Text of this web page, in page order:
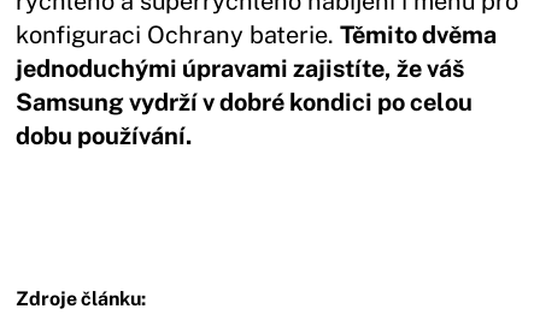
konfiguraci Ochrany baterie.Těmito dvěma
jednoduchými úpravami zajistíte, že váš
Samsung vydrží v dobré kondici po celou
dobu používání.
Zdroje článku: